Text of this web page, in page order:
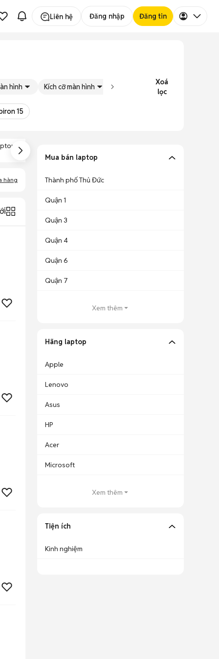
Liên hệ Đăng nhập Đăng tin
hình Kích cỡ màn hình
Xoá
lọc
15
Dell Mỏng
Nhẹ
Inch
I3
hàng
Mua bán laptop
Thành phố Thủ Đức
Quận 1
Quận 3
Quận 4
Quận 6
Quận 7
Xem thêm
Hãng laptop
Apple
Lenovo
Asus
HP
Acer
Microsoft
Xem thêm
Tiện ích
Kinh nghiệm